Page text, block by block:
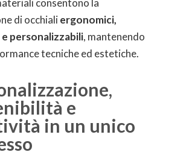
di occhialiergonomici,
personalizzabili, mantenendo
tecniche ed estetiche.
e
in un unico